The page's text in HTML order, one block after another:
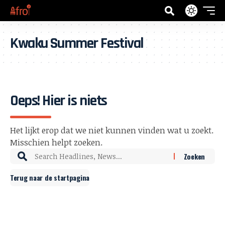
Kwaku Summer Festival
Oeps! Hier is niets
Het lijkt erop dat we niet kunnen vinden wat u zoekt.
Misschien helpt zoeken.
Terug naar de startpagina